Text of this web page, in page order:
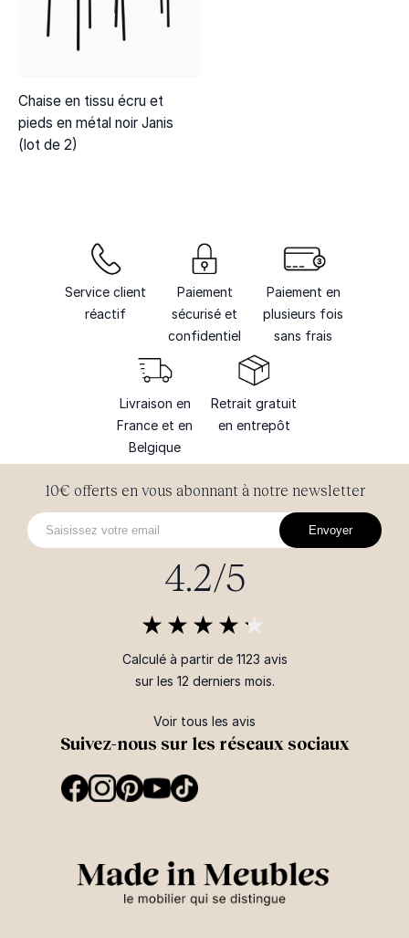
Chaise en tissu écru et
pieds en métal noir Janis
(lot de 2)
Service client
réactif
Paiement
sécurisé et
confidentiel
Paiement en
plusieurs fois
sans frais
Livraison en
France et en
Belgique
Retrait gratuit
en entrepôt
Suivez-nous sur les réseaux sociaux
10€ offerts en vous abonnant à notre newsletter
Envoyer
4.2/5
Calculé à partir de 1123 avis
sur les 12 derniers mois.
Voir tous les avis